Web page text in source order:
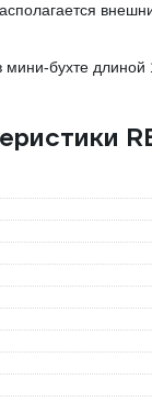
мини-бухте